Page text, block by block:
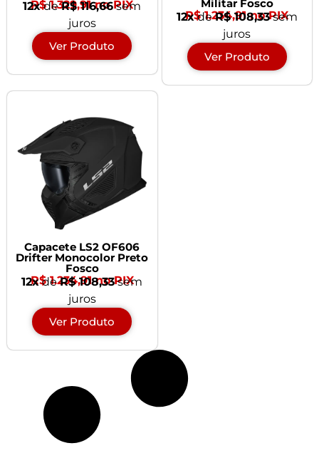
R$ 1.329,91 no PIX
12xdeR$ 116,66sem
juros
Ver Produto
Militar Fosco
R$ 1.234,91 no PIX
12xdeR$ 108,33sem
juros
Ver Produto
Capacete LS2 OF606
Drifter Monocolor Preto
Fosco
R$ 1.234,91 no PIX
12xdeR$ 108,33sem
juros
Ver Produto